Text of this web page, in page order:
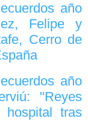
año
Felipe y
Cerro de
año
"Reyes
tras